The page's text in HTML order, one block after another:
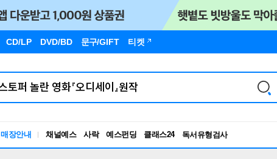
CD/LP DVD/BD 문구/GIFT 티켓
매장안내 채널예스 사락 예스펀딩 클래스24
독서유형검사
RBTI Lab